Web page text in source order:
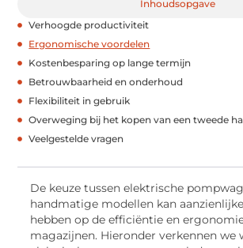
Inhoudsopgave
Verhoogde productiviteit
Ergonomische voordelen
Kostenbesparing op lange termijn
Betrouwbaarheid en onderhoud
Flexibiliteit in gebruik
Overweging bij het kopen van een tweede
Veelgestelde vragen
De keuze tussen elektrische
handmatige modellen kan
hebben op de efficiëntie en
magazijnen. Hieronder verkennen we